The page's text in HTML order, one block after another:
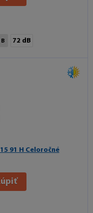
B 72 dB
91 H Celoročné